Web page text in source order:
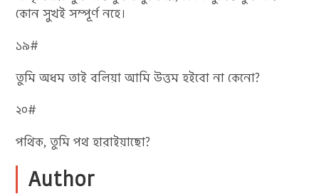
কোন সুখই সম্পূর্ণ নহে।
১৯#
তুমি অধম তাই বলিয়া আমি উত্তম হইবো না কেনো?
২০#
পথিক, তুমি পথ হারাইয়াছো?
Author